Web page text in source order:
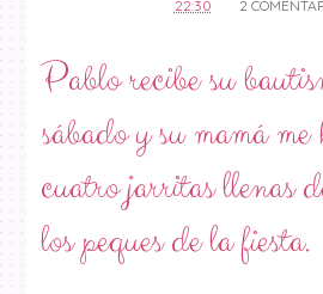
22:30 2
Pablo recibe su
sábado y su mamá
cuatro jarritas llenas
los peques de la fiesta.